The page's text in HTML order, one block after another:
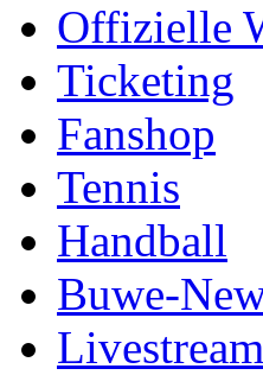
Offizielle
Ticketing
Fanshop
Tennis
Handball
Buwe-
Livestream